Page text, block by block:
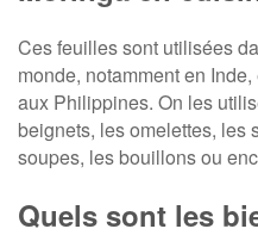
Ces feuilles sont utilisées
monde, notamment en
aux Philippines. On les
beignets, les omelettes, les
soupes, les bouillons ou
Quels sont les